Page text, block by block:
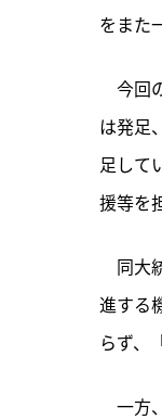
をまた
今回
は発足
足して
援等を
同大
進する
らず、
一方